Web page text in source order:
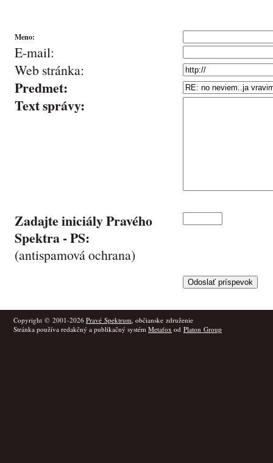
Meno:
E-mail:
Web stránka:
Predmet:
Text správy:
Zadajte iniciály Pravého
Spektra -PS:
(antispamová ochrana)
Copyright © 2001-2026 Pravé Spektrum, občianske združenie
Stránka používa redakčný a publikačný systém Metafox od Platon Group